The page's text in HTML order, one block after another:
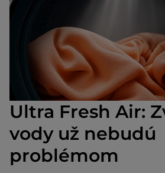
Ultra Fresh Air:
vody už nebudú
problémom